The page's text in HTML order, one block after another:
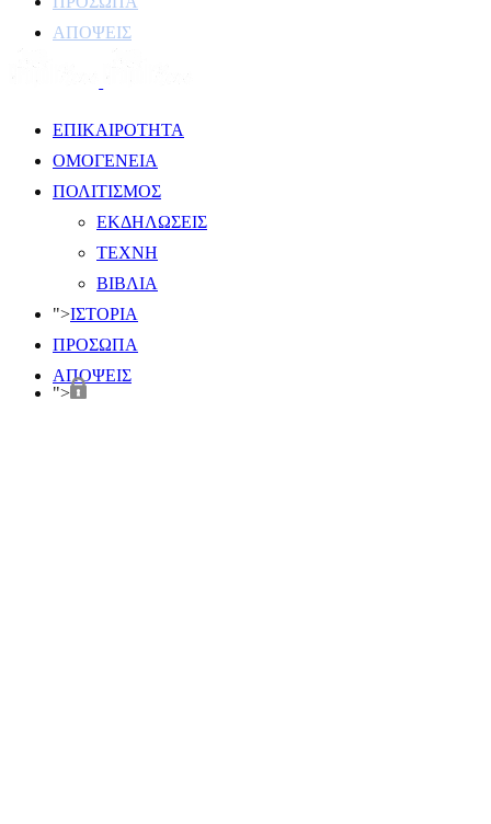
ΑΠΟΨΕΙΣ
ΕΠΙΚΑΙΡΟΤΗΤΑ
ΟΜΟΓΕΝΕΙΑ
ΠΟΛΙΤΙΣΜΟΣ
ΕΚΔΗΛΩΣΕΙΣ
ΤΕΧΝΗ
ΒΙΒΛΙΑ
">ΙΣΤΟΡΙΑ
ΠΡΟΣΩΠΑ
ΑΠΟΨΕΙΣ
">